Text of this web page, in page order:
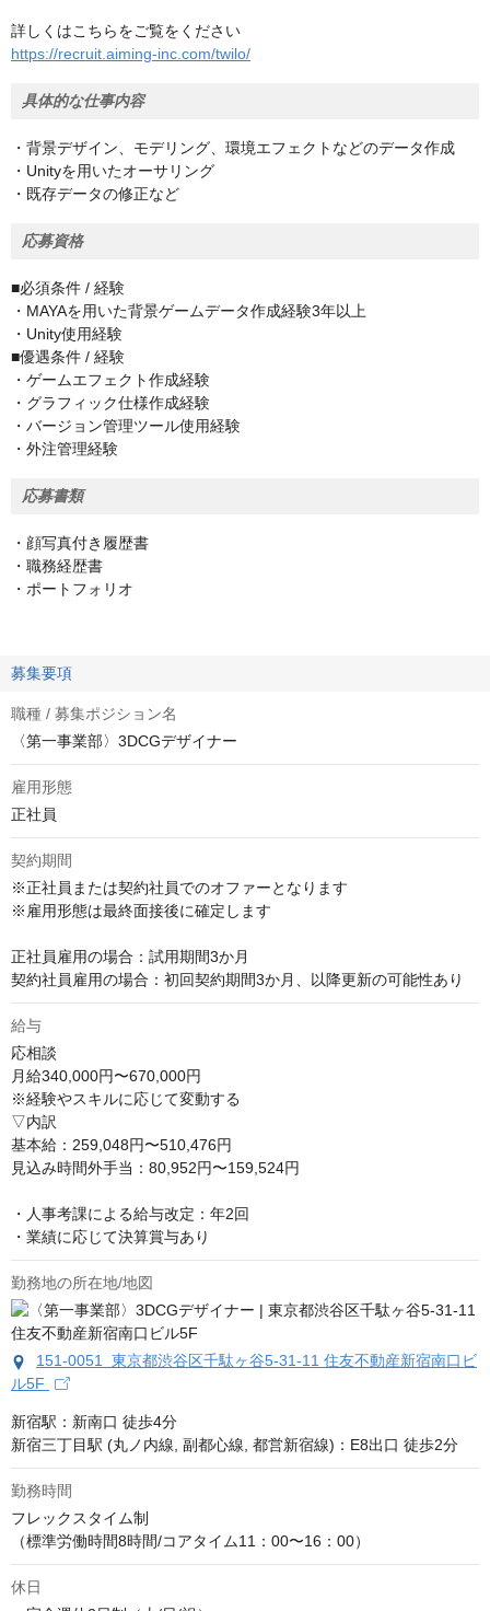
詳しくはこちらをご覧をください
https://recruit.aiming-inc.com/twilo/
具体的な仕事内容
・背景デザイン、モデリング、環境エフェクトなどのデータ作成
・Unityを用いたオーサリング
・既存データの修正など
応募資格
■必須条件 / 経験
・MAYAを用いた背景ゲームデータ作成経験3年以上
・Unity使用経験
■優遇条件 / 経験
・ゲームエフェクト作成経験
・グラフィック仕様作成経験
・バージョン管理ツール使用経験
・外注管理経験
応募書類
・顔写真付き履歴書
・職務経歴書
・ポートフォリオ
募集要項
職種 / 募集ポジション名
〈第一事業部〉3DCGデザイナー
雇用形態
正社員
契約期間
※正社員または契約社員でのオファーとなります
※雇用形態は最終面接後に確定します
正社員雇用の場合：試用期間3か月
契約社員雇用の場合：初回契約期間3か月、以降更新の可能性あり
給与
応相談
月給340,000円〜670,000円
※経験やスキルに応じて変動する
▽内訳
基本給：259,048円〜510,476円
見込み時間外手当：80,952円〜159,524円
・人事考課による給与改定：年2回
・業績に応じて決算賞与あり
勤務地の所在地/地図
151-0051 東京都渋谷区千駄ヶ谷5-31‐11 住友不動産新宿南口ビ
ル5F
新宿駅：新南口 徒歩4分
新宿三丁目駅 (丸ノ内線, 副都心線, 都営新宿線)：E8出口 徒歩2分
勤務時間
フレックスタイム制
（標準労働時間8時間/コアタイム11：00〜16：00）
休日